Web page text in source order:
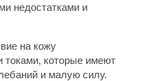
недостатками и
на кожу
которые имеют
и малую силу.